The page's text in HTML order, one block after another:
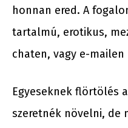
honnan ered. A
tartalmú, erotikus,
chaten, vagy e-mailen
Egyeseknek flörtölés
szeretnék növelni, de